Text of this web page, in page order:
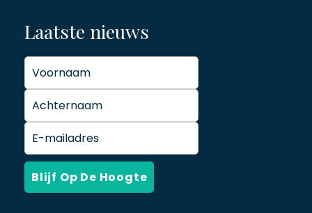
Laatste nieuws